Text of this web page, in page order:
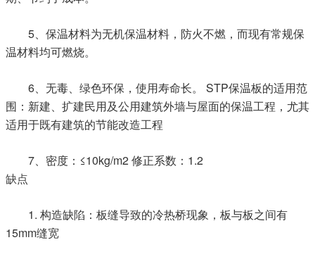
5 、保温材料为无机保温材料，防火不燃，而现有常规保
温材料均可燃烧。
6 、无毒、绿色环保，使用寿命长。 STP保温板的适用范
围： 新建、扩建民用及公用建筑外墙与屋面的保温工程，尤其
适用于既有建筑的节能改造工程
7 、密度： ≤10kg/m2 修正系数： 1.2
缺点
1. 构造缺陷：板缝导致的冷热桥现象，板与板之间有
15mm缝宽